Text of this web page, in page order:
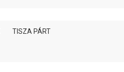
TISZA PÁRT